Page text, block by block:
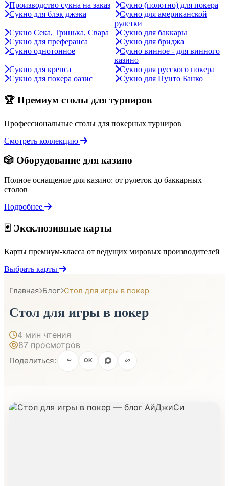
Производство сукна на заказ
Сукно (полотно) для покера
Сукно для блэк джэка
Сукно для американской
рулетки
Сукно Сека, Тринька, Свара
Сукно для баккары
Сукно для преферанса
Сукно для бриджа
Сукно однотонное
Сукно винное - для винного
казино
Сукно для крепса
Сукно для русского покера
Сукно для покера оазис
Сукно для Пунто Банко
🏆 Премиум столы для турниров
Профессиональные столы для покерных турниров
Смотреть коллекцию
🎲 Оборудование для казино
Полное оснащение для казино: от рулеток до баккарных
столов
Подробнее
🃏 Эксклюзивные карты
Карты премиум-класса от ведущих мировых производителей
Выбрать карты
Главная Блог Стол для игры в покер
Стол для игры в покер
4 мин чтения
87 просмотров
Поделиться: OK